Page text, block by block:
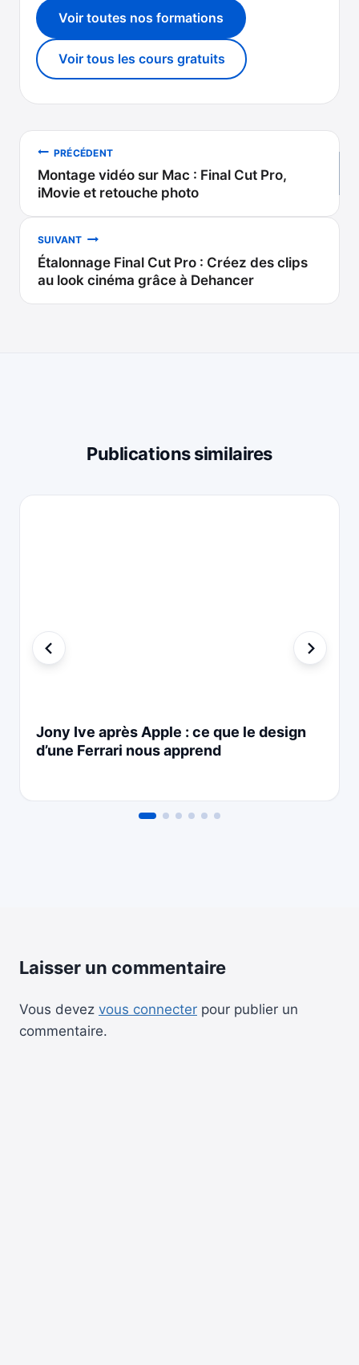
Voir toutes nos formations
Voir tous les cours gratuits
Navigation
de
l’article
PRÉCÉDENT
Montage vidéo sur Mac : Final Cut Pro,
iMovie et retouche photo
SUIVANT
Étalonnage Final Cut Pro : Créez des clips
au look cinéma grâce à Dehancer
Publications similaires
Jony Ive après Apple : ce que le design
d’une Ferrari nous apprend
Laisser un commentaire
Vous devez vous connecter pour publier un
commentaire.